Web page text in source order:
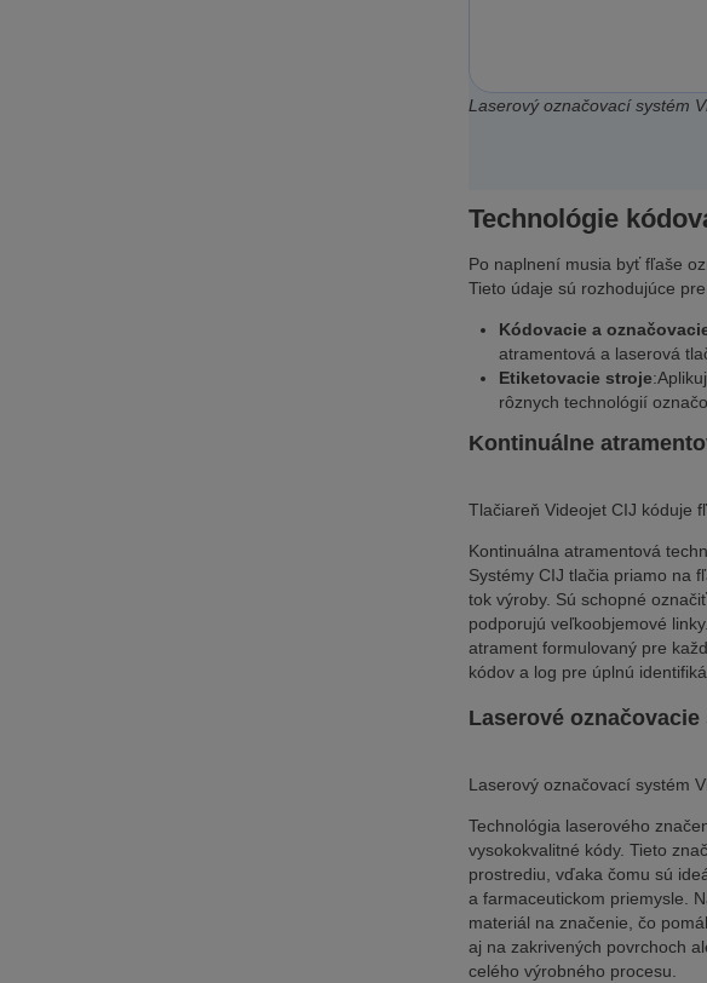
Laserový označovací systém
Technológie
Po naplnení musia byť fľaše
Tieto údaje sú rozhodujúce
Kódovacie a
atramentová a laserová
Etiketovacie stroje
rôznych technológií
Kontinuálne
Tlačiareň Videojet CIJ kóduje
Kontinuálna atramentová
Systémy CIJ tlačia priamo na
tok výroby. Sú schopné
podporujú veľkoobjemové
atrament formulovaný pre
kódov a log pre úplnú
Laserové
Laserový označovací systém
Technológia laserového
vysokokvalitné kódy. Tieto
prostrediu, vďaka čomu sú
a farmaceutickom priemysle.
materiál na značenie, čo
aj na zakrivených povrchoch
celého výrobného procesu.